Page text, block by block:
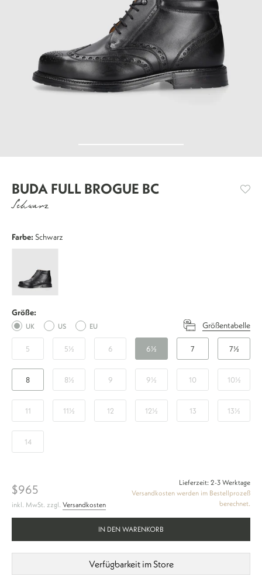
BUDA FULL BROGUE BC
Schwarz
Farbe:Schwarz
Brogue
-
Schwarz
Größe:
UK US EU Größentabelle
5 5½ 6 6½ 7 7½
8 8½ 9 9½ 10 10½
11 11½ 12 12½ 13 13½
14
IN DEN WARENKORB
$965
inkl. MwSt. zzgl. Versandkosten
Lieferzeit: 2-3 Werktage
Versandkosten werden im Bestellprozeß
berechnet.
Verfügbarkeit im Store